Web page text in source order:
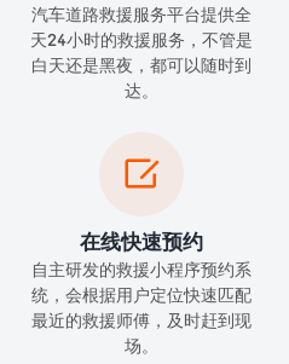
汽车道路救援服务平台提供全
天24小时的救援服务，不管是
白天还是黑夜，都可以随时到
达。

在线快速预约
自主研发的救援小程序预约系
统，会根据用户定位快速匹配
最近的救援师傅，及时赶到现
场。